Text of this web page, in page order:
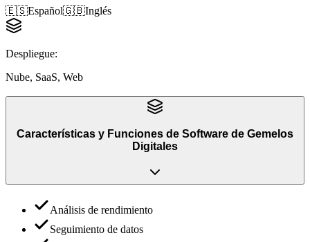
🇪🇸Español🇬🇧Inglés
Despliegue:
Nube, SaaS, Web
Características y Funciones de Software de Gemelos
Digitales
Análisis de rendimiento
Seguimiento de datos